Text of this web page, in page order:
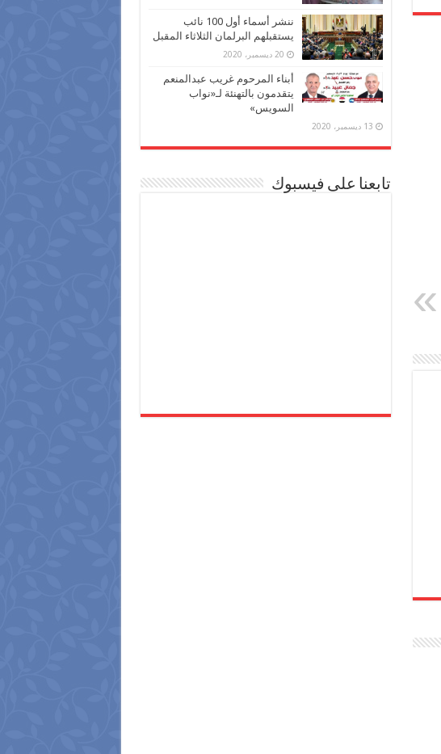
ننشر أسماء أول 100 نائب
يستقبلهم البرلمان الثلاثاء المقبل
20 ديسمبر، 2020
أبناء المرحوم غريب عبدالمنعم
يتقدمون بالتهنئة لـ«نواب
السويس»
13 ديسمبر، 2020
تابعنا على فيسبوك